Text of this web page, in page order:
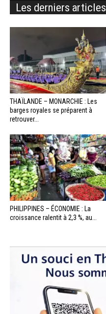
Les derniers articles
THAÏLANDE – MONARCHIE : Les
barges royales se préparent à
retrouver...
PHILIPPINES – ÉCONOMIE : La
croissance ralentit à 2,3 %, au...